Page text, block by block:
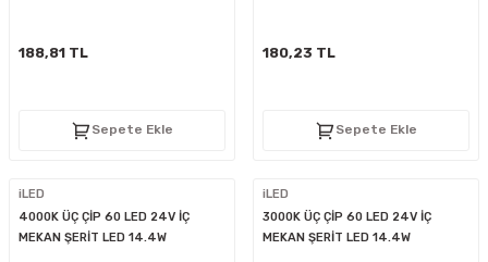
188,81 TL
Sepete Ekle
180,23 TL
Sepete Ekle
iLED
4000K ÜÇ ÇİP 60 LED 24V İÇ
MEKAN ŞERİT LED 14.4W
iLED
3000K ÜÇ ÇİP 60 LED 24V İÇ
MEKAN ŞERİT LED 14.4W